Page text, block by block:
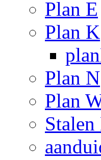
Plan E
Plan K
Plan N
Plan
Stalen